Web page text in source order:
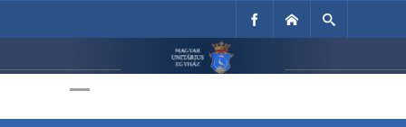
Unitárius Egyház